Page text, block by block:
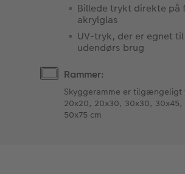
Billede trykt direkte på
akrylglas
UV-tryk, der er egnet
udendørs brug
Rammer:
Skyggeramme er
20x20, 20x30, 30x30,
50x75 cm